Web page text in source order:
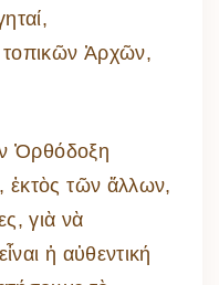
τοπικῶν Ἀρχῶν,
Ὀρθόδοξη
ἐκτὸς τῶν ἄλλων,
γιὰ νὰ
ἡ αὐθεντική